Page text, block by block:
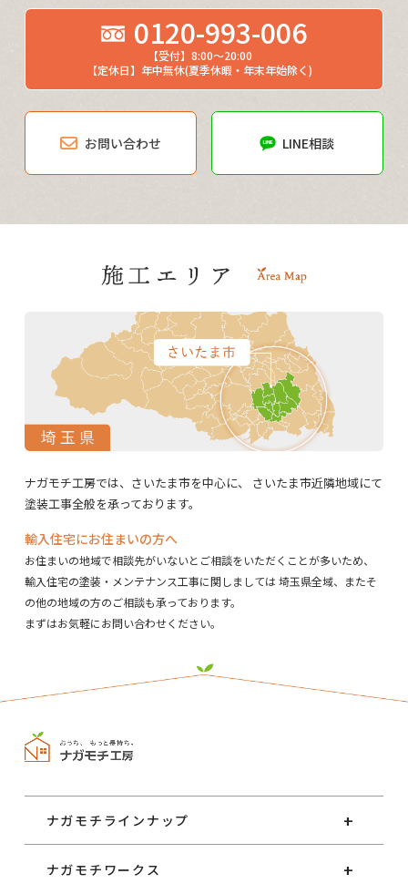
0120-993-006
【受付】8:00～20:00
【定休日】年中無休(夏季休暇・年末年始除く)
お問い合わせ LINE相談
ナガモチ工房では、さいたま市を中心に、
さいたま市近隣地域にて
塗装工事全般を承っております。
輸入住宅にお住まいの方へ
お住まいの地域で相談先がいないとご相談をいただくことが多いため、
輸入住宅の塗装・メンテナンス工事に関しましては埼玉県全域、またそ
の他の地域の方のご相談も承っております。
まずはお気軽にお問い合わせください。
ナガモチラインナップ
ナガモチワークス